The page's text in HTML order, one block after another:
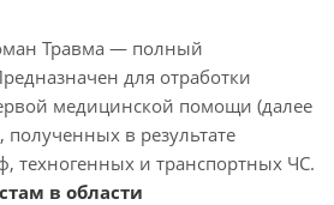
Травма — полный
для отработки
медицинской помощи (далее
в результате
техногенных и транспортных ЧС.
в области